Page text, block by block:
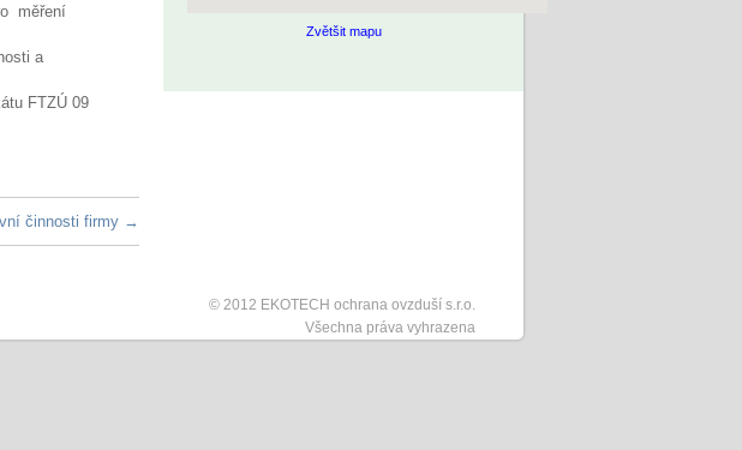
měření
a
FTZÚ 09
činnosti firmy →
Zvětšit mapu
© 2012 EKOTECH ochrana ovzduší s.r.o.
Všechna práva vyhrazena